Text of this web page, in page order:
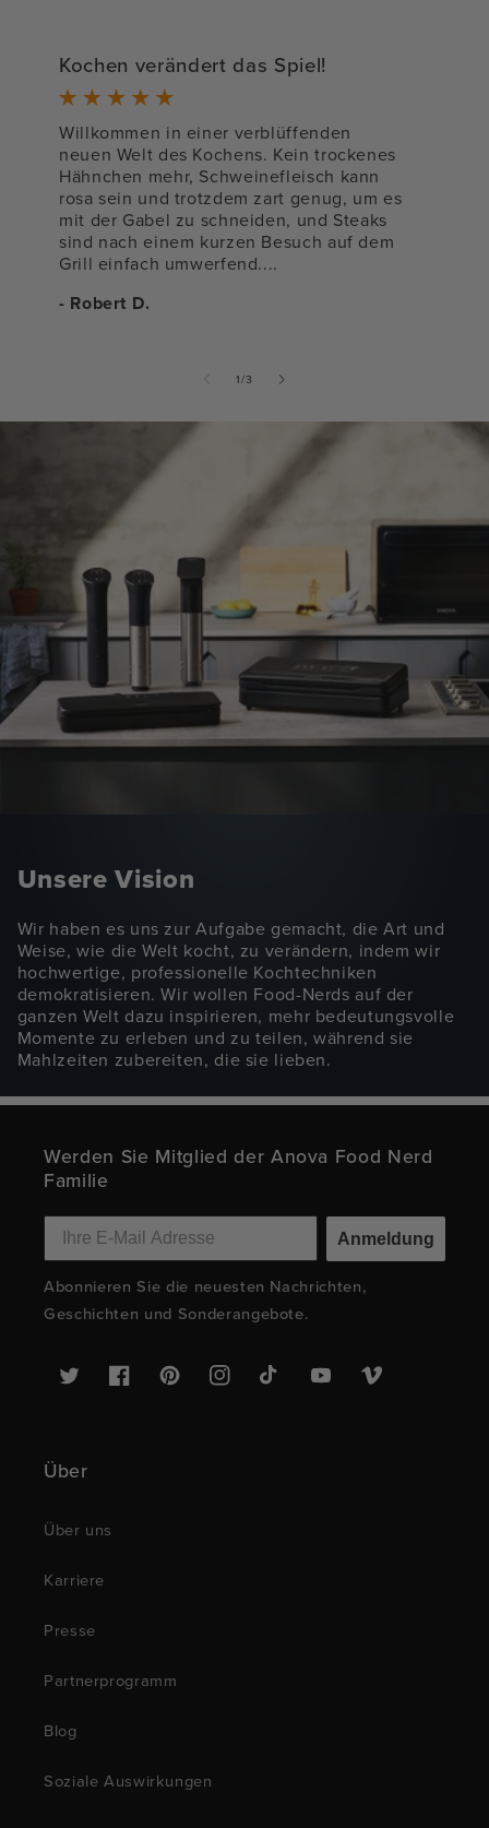
Kochen verändert das Spiel!
Willkommen in einer verblüffenden
neuen Welt des Kochens. Kein trockenes
Hähnchen mehr, Schweinefleisch kann
rosa sein und trotzdem zart genug, um es
mit der Gabel zu schneiden, und Steaks
sind nach einem kurzen Besuch auf dem
Grill einfach umwerfend....
- Robert D.
1/von
3
Unsere Vision
Wir haben es uns zur Aufgabe gemacht, die Art und
Weise, wie die Welt kocht, zu verändern, indem wir
hochwertige, professionelle Kochtechniken
demokratisieren. Wir wollen Food-Nerds auf der
ganzen Welt dazu inspirieren, mehr bedeutungsvolle
Momente zu erleben und zu teilen, während sie
Mahlzeiten zubereiten, die sie lieben.
Werden Sie Mitglied der Anova Food Nerd
Familie
Anmeldung
Abonnieren Sie die neuesten Nachrichten,
Geschichten und Sonderangebote.
Twitter FacebookPinterestInstagramTikTok YouTubeVimeo
Über
Über uns
Karriere
Presse
Partnerprogramm
Blog
Soziale Auswirkungen